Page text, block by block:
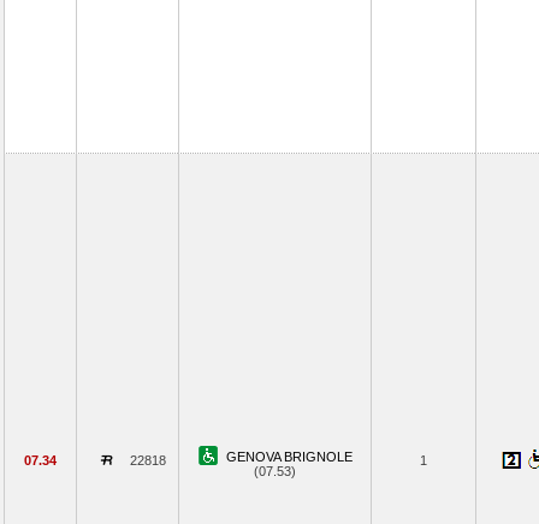
07.34 22818
GENOVA BRIGNOLE
(07.53)
1